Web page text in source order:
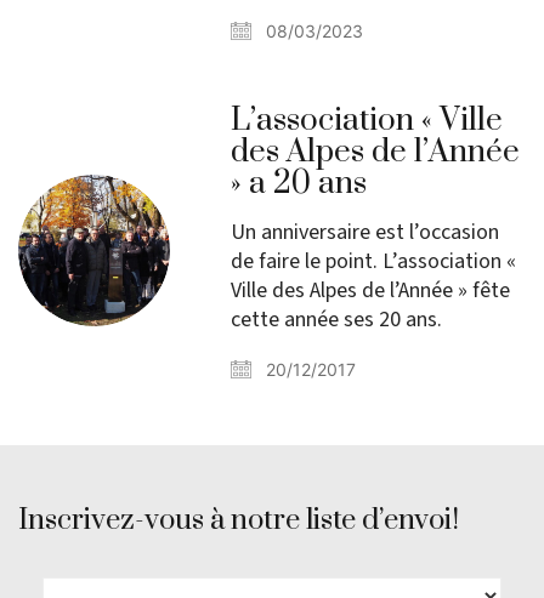
08/03/2023
L’association « Ville
des Alpes de l’Année
» a 20 ans
Un anniversaire est l’occasion
de faire le point. L’association «
Ville des Alpes de l’Année » fête
cette année ses 20 ans.
20/12/2017
Inscrivez-vous à notre liste d’envoi!